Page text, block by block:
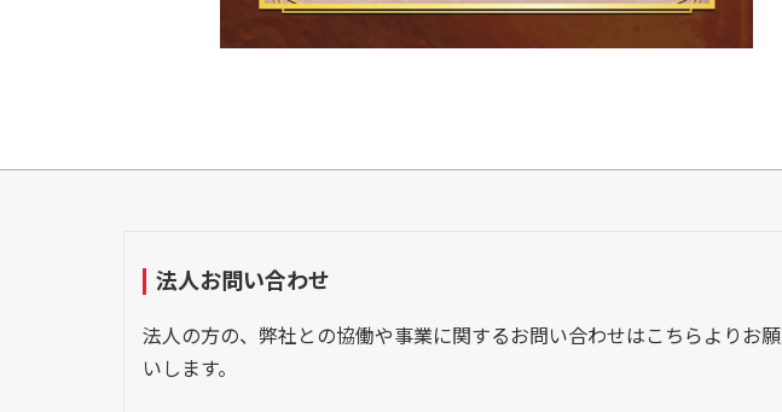
法人お問い合わせ
法人の方の、弊社との協働や事業に関するお問い合わせはこちらよりお願
いします。